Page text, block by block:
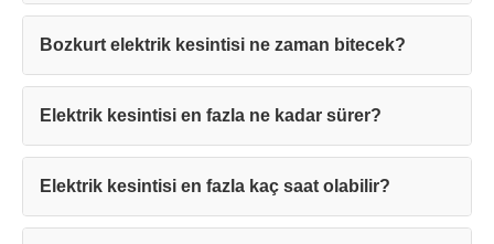
Bozkurt elektrik kesintisi ne zaman bitecek?
Elektrik kesintisi en fazla ne kadar sürer?
Elektrik kesintisi en fazla kaç saat olabilir?
Teşekkürler!